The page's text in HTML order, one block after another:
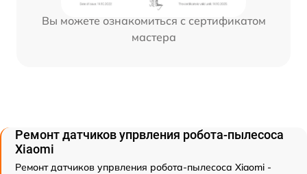
Вы можете ознакомиться с сертификатом
мастера
Ремонт датчиков упрвления робота-пылесоса
Xiaomi
Ремонт датчиков упрвления робота-пылесоса Xiaomi -